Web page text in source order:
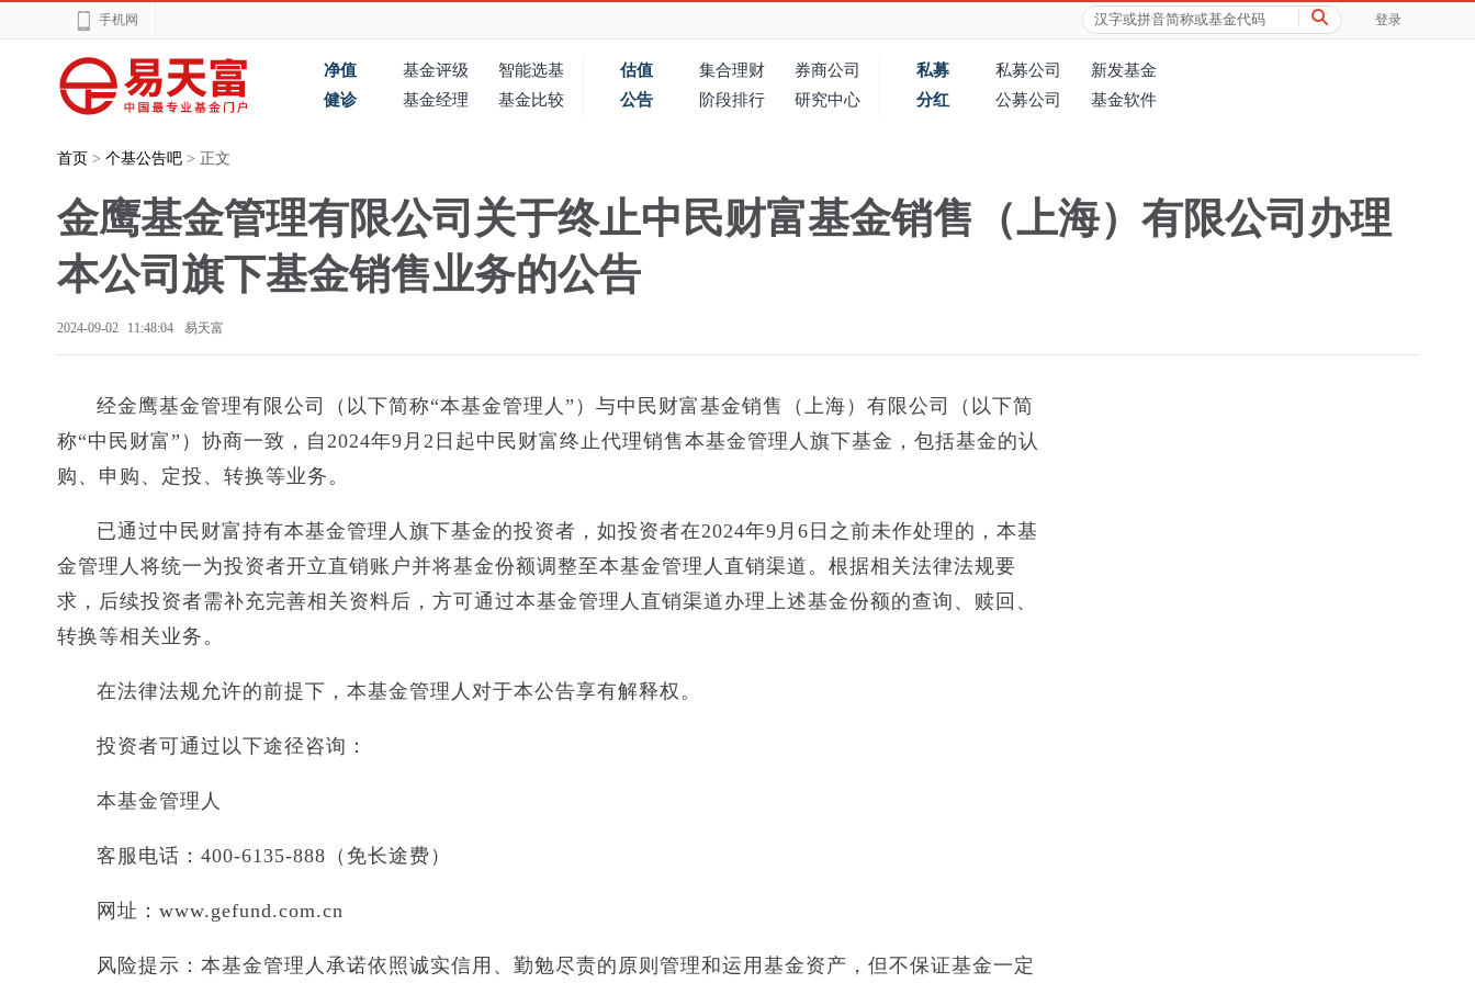
手机网 登录
净值 基金评级
智能选基
健诊
基金经理 基金比较
估值 集合理财
券商公司
公告
阶段排行 研究中心
私募 私募公司
新发基金
分红
公募公司 基金软件
首页 > 个基公告吧 > 正文
金鹰基金管理有限公司关于终止中民财富基金销售（上海）有限公司办理
本公司旗下基金销售业务的公告
2024-09-02 11:48:04 易天富
经金鹰基金管理有限公司（以下简称“本基金管理人”）与中民财富基金销售（上海）有限公司（以下简
称“中民财富”）协商一致，自2024年9月2日起中民财富终止代理销售本基金管理人旗下基金，包括基金的认
购、申购、定投、转换等业务。
已通过中民财富持有本基金管理人旗下基金的投资者，如投资者在2024年9月6日之前未作处理的，本基
金管理人将统一为投资者开立直销账户并将基金份额调整至本基金管理人直销渠道。根据相关法律法规要
求，后续投资者需补充完善相关资料后，方可通过本基金管理人直销渠道办理上述基金份额的查询、赎回、
转换等相关业务。
在法律法规允许的前提下，本基金管理人对于本公告享有解释权。
投资者可通过以下途径咨询：
本基金管理人
客服电话：400-6135-888（免长途费）
网址：www.gefund.com.cn
风险提示：本基金管理人承诺依照诚实信用、勤勉尽责的原则管理和运用基金资产，但不保证基金一定